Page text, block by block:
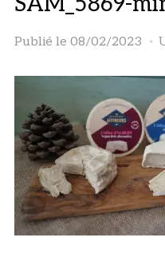
Publié le 08/02/2023